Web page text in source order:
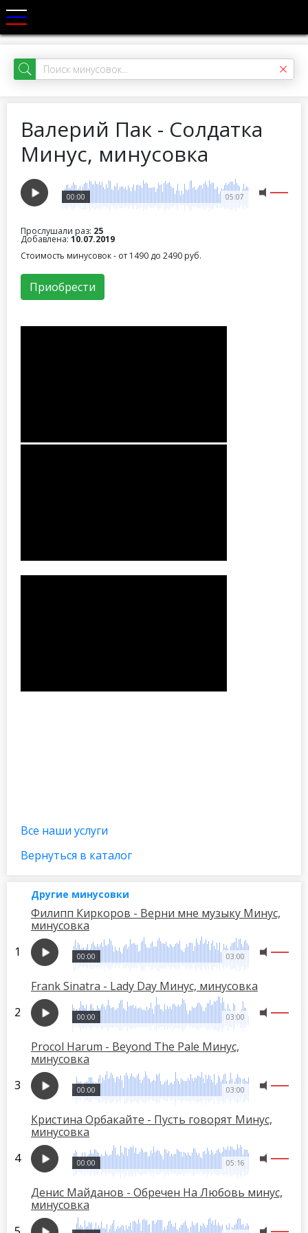
Валерий Пак - Солдатка
Минус, минусовка
05:07
00:00
Прослушали раз: 25
Добавлена: 10.07.2019
Стоимость минусовок - от 1490 до 2490 руб.
Приобрести
Все наши услуги
Вернуться в каталог
Другие минусовки
Филипп Киркоров - Верни мне музыку Минус,
минусовка
03:00
00:00
Frank Sinatra - Lady Day Минус, минусовка
03:00
00:00
Procol Harum - Beyond The Pale Минус,
минусовка
03:00
00:00
Кристина Орбакайте - Пусть говорят Минус,
минусовка
05:16
00:00
Денис Майданов - Обречен На Любовь минус,
минусовка